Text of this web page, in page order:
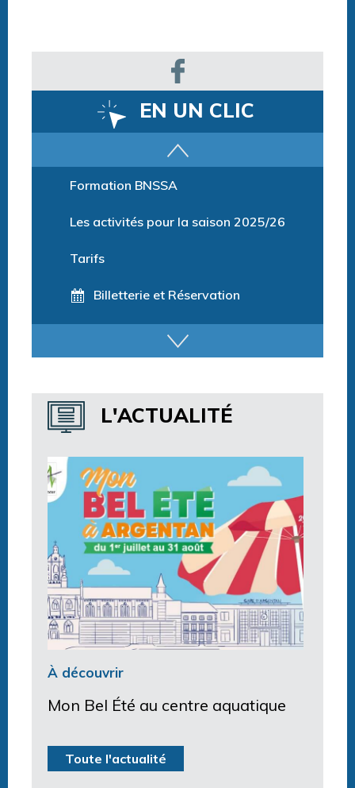
EN UN CLIC
Parcours training
Horaires espace détente
Horaires centre aquatique
L'ACTUALITÉ
À découvrir
Mon Bel Été au centre aquatique
Toute l'actualité